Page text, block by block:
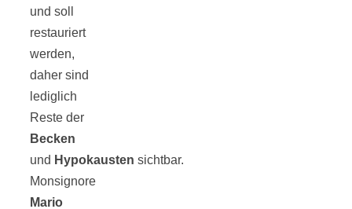
und soll
restauriert
werden,
daher sind
lediglich
Reste der
Becken
und Hypokausten sichtbar.
Monsignore
Mario